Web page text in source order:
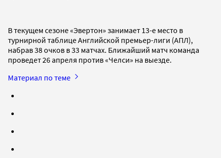
В текущем сезоне «Эвертон» занимает 13-е место в
турнирной таблице Английской премьер-лиги (АПЛ),
набрав 38 очков в 33 матчах. Ближайший матч команда
проведет 26 апреля против «Челси» на выезде.
Материал по теме